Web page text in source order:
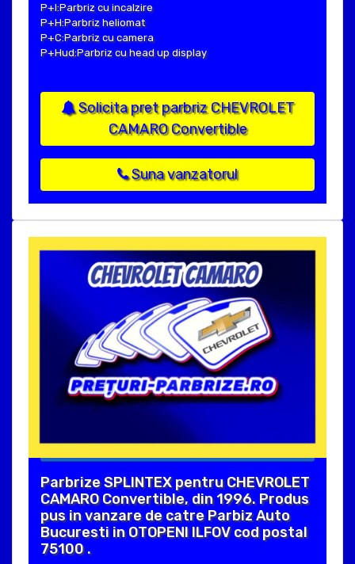
P+I:Parbriz cu incalzire
P+H:Parbriz heliomat
P+C:Parbriz cu camera
P+Hud:Parbriz cu head up display
Solicita pret parbriz CHEVROLET
CAMARO Convertible
Suna vanzatorul
Parbrize SPLINTEX pentru CHEVROLET
CAMARO Convertible, din 1996. Produs
pus in vanzare de catre Parbiz Auto
Bucuresti in OTOPENI ILFOV cod postal
75100 .